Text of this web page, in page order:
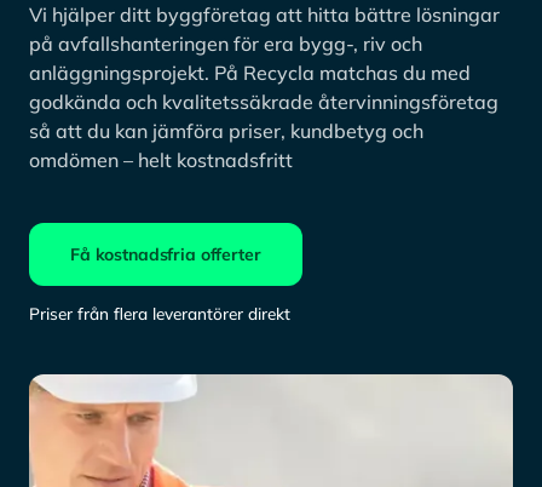
Vi hjälper ditt byggföretag att hitta bättre lösningar
på avfallshanteringen för era bygg-, riv och
anläggningsprojekt. På Recycla matchas du med
godkända och kvalitetssäkrade återvinningsföretag
så att du kan jämföra priser, kundbetyg och
omdömen – helt kostnadsfritt
Få kostnadsfria offerter
Priser från flera leverantörer direkt